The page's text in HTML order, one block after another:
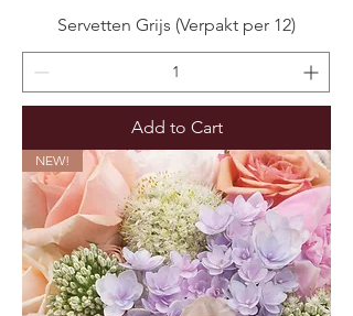
Servetten Grijs (Verpakt per 12)
Add to Cart
NEW!